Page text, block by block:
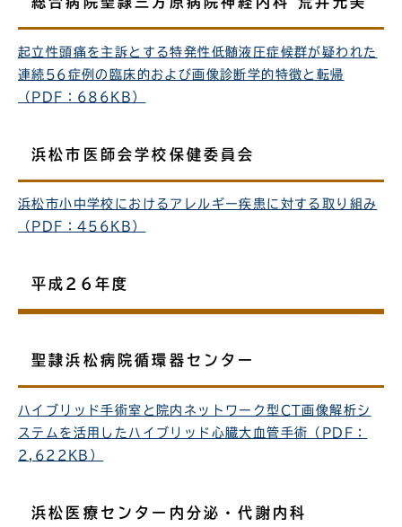
起立性頭痛を主訴とする特発性低髄液圧症候群が疑われた
連続56症例の臨床的および画像診断学的特徴と転帰
（PDF：686KB）
浜松市医師会学校保健委員会
浜松市小中学校におけるアレルギー疾患に対する取り組み
（PDF：456KB）
平成26年度
聖隷浜松病院循環器センター
ハイブリッド手術室と院内ネットワーク型CT画像解析シ
ステムを活用したハイブリッド心臓大血管手術（PDF：
2,622KB）
浜松医療センター内分泌・代謝内科